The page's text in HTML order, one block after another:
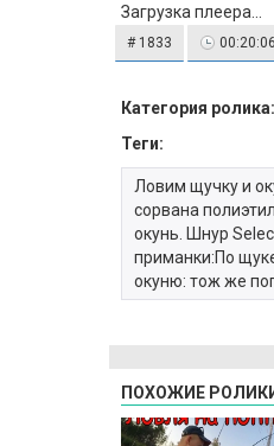
Загрузка плеера...
# 1833 00:20:06
Категория ролика:
Теги:
Ловим щучку и
сорвана
окунь. Шнур
приманки:По
окуню: тож же
ПОХОЖИЕ